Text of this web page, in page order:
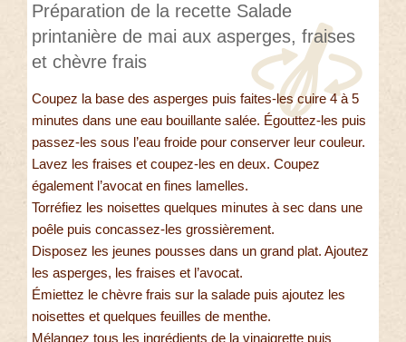
Préparation de la recette Salade
printanière de mai aux asperges, fraises
et chèvre frais
Coupez la base des asperges puis faites-les cuire 4 à 5
minutes dans une eau bouillante salée. Égouttez-les puis
passez-les sous l’eau froide pour conserver leur couleur.
Lavez les fraises et coupez-les en deux. Coupez
également l’avocat en fines lamelles.
Torréfiez les noisettes quelques minutes à sec dans une
poêle puis concassez-les grossièrement.
Disposez les jeunes pousses dans un grand plat. Ajoutez
les asperges, les fraises et l’avocat.
Émiettez le chèvre frais sur la salade puis ajoutez les
noisettes et quelques feuilles de menthe.
Mélangez tous les ingrédients de la vinaigrette puis